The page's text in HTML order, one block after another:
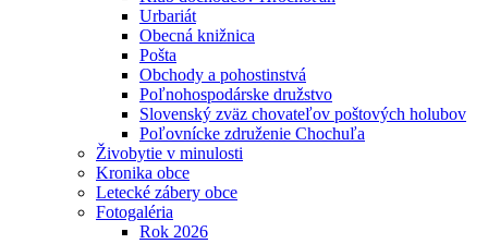
Urbariát
Obecná knižnica
Pošta
Obchody a pohostinstvá
Poľnohospodárske družstvo
Slovenský zväz chovateľov poštových holubov
Poľovnícke združenie Chochuľa
Živobytie v minulosti
Kronika obce
Letecké zábery obce
Fotogaléria
Rok 2026